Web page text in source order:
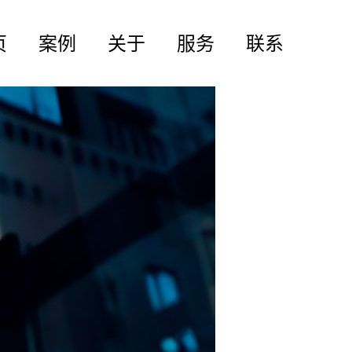
案例 关于 服务 联系